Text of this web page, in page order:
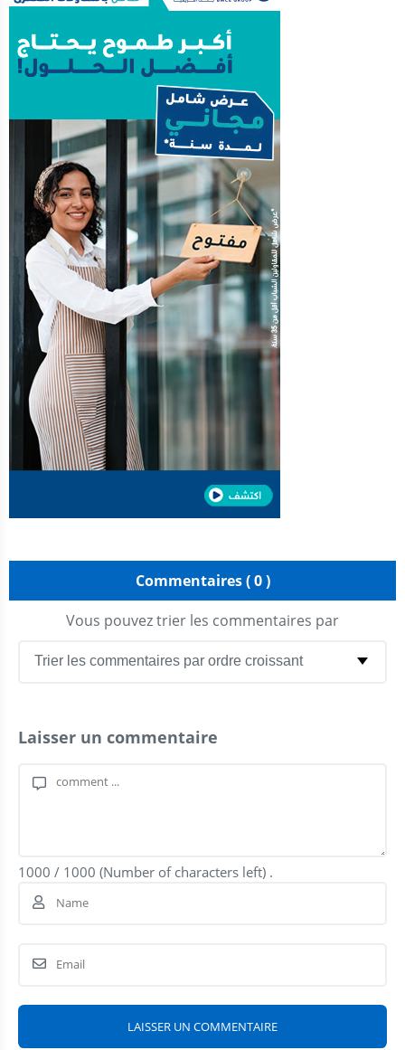
Commentaires ( 0 )
Vous pouvez trier les commentaires par
Laisser un commentaire
1000 / 1000 (Number of characters left) .